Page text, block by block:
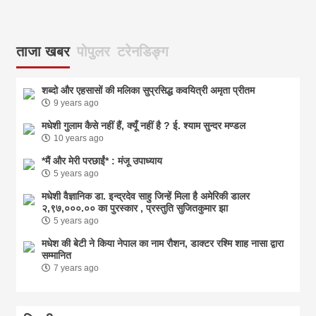
ताजा खबर पोपुलर टरेनडिङ्ग
शब्दो और एहसासों की मलिका सुप्रसिद्ध कवयित्री अमृता प्रीतम
9 years ago
मधेशी गुलाम कैसे नहीं हैं, क्यूँ नहीं है ? ई. श्याम सुन्दर मण्डल
10 years ago
*मैं और मेरी परछाईं* : मंजू उपाध्याय
5 years ago
मधेशी वैज्ञानिक डा. इन्द्रदेव साहु जिन्हें मिला है अमेरिकी डालर
२,९७,०००.०० का पुरस्कार , प्रस्तुति सुजितकुमार झा
5 years ago
मधेश की बेटी ने किया नेपाल का नाम राैशन, डाक्टर रश्मि शाह नासा द्वारा
सम्मानित
7 years ago